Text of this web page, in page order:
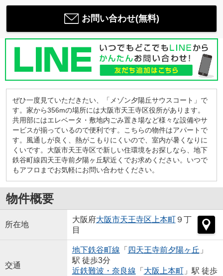
お問い合わせ(無料)
ぜひ一度見ていただきたい、「メゾン夕陽丘サウスコート」で
す。家から356mの場所には大阪市天王寺区役所があります。
共用部にはエレベータ・敷地内ごみ置き場など様々な設備やサ
ービスが揃っているので便利です。こちらの物件はアパートで
す。風通しが良く、熱がこもりにくいので、室内が暑くなりに
くいです。大阪市天王寺区で新しい住環境をお探しなら、地下
鉄谷町線四天王寺前夕陽ヶ丘駅近くでお求めください。いつで
もアフロまでお気軽にお問い合わせください。
物件概要
所在地
大阪府大阪市天王寺区 上本町９丁
目
交通
地下鉄谷町線 「 四天王寺前夕陽ヶ丘 」
駅 徒歩3分
近鉄難波・奈良線 「 大阪上本町」駅 徒歩